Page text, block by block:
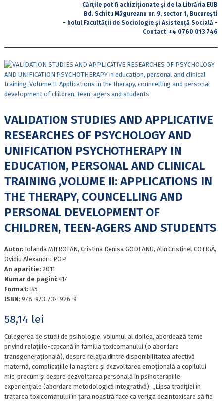
Cărțile pot fi achiziționate și de la Librăria EUB
Bd. Schitu Măgureanu nr. 9, sector 1, București
- holul Facultății de Sociologie și Asistență Socială -
Contact: +4 0760 013 746
VALIDATION STUDIES AND APPLICATIVE
RESEARCHES OF PSYCHOLOGY AND
UNIFICATION PSYCHOTHERAPY IN
EDUCATION, PERSONAL AND CLINICAL
TRAINING ,VOLUME II: APPLICATIONS IN
THE THERAPY, COUNCELLING AND
PERSONAL DEVELOPMENT OF
CHILDREN, TEEN-AGERS AND STUDENTS
Autor: Iolanda MITROFAN, Cristina Denisa GODEANU, Alin Cristinel COTIGĂ,
Ovidiu Alexandru POP
An aparitie: 2011
Numar de pagini: 417
Format: B5
ISBN: 978-973-737-926-9
58,14 lei
Culegerea de studii de psihologie, volumul al doilea, abordează teme
privind relațiile-capcană în familia toxicomanului (o abordare
transgenerațională), despre relația dintre disponibilitatea afectivă
maternă, complicațiile la naștere și dezvoltarea emoțională a copilului
mic, precum și despre dezvoltarea personală în psihoterapiile
experiențiale (abordare metodologică integrativă). „Lipsa tradiției în
tratarea toxicomanului în țara noastră face ca veriga dezintoxicare să fie